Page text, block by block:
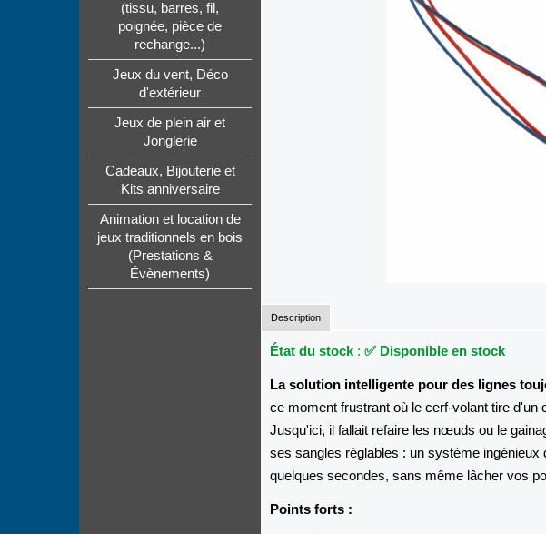
(tissu, barres, fil,
poignée, pièce de
rechange...)
Jeux du vent, Déco
d'extérieur
Jeux de plein air et
Jonglerie
Cadeaux, Bijouterie et
Kits anniversaire
Animation et location de
jeux traditionnels en bois
(Prestations &
Évènements)
Description
État du stock : ✅ Disponible en stock
La solution intelligente pour des lignes
ce moment frustrant où le cerf-volant tire d'un
Jusqu'ici, il fallait refaire les nœuds ou le
ses sangles réglables : un système
quelques secondes, sans même lâcher vos
Points forts :